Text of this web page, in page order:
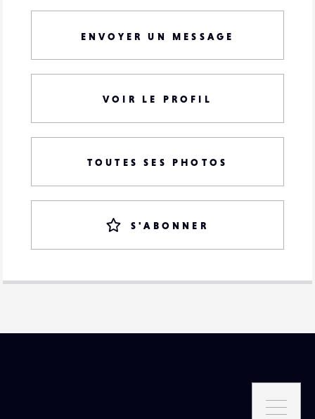
ENVOYER UN MESSAGE
VOIR LE PROFIL
TOUTES SES PHOTOS
S'ABONNER